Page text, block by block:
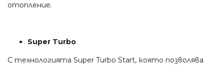
отопление.
Super Turbo
С технологията Super Turbo Start, която позволява